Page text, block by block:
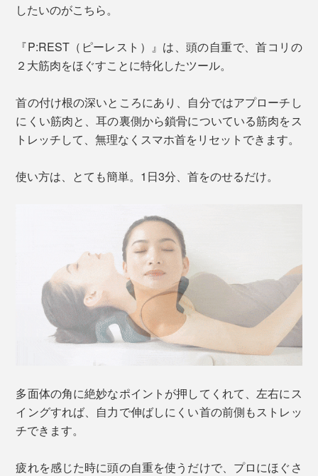
したいのがこちら。
『P:REST（ピーレスト）』は、頭の自重で、首コリの
２大筋肉をほぐすことに特化したツール。
首の付け根の深いところにあり、自分ではアプローチし
にくい筋肉と、耳の裏側から鎖骨についている筋肉をス
トレッチして、無理なくスマホ首をリセットできます。
使い方は、とても簡単。1日3分、首をのせるだけ。
多面体の角に絶妙なポイントが押してくれて、左右にス
イングすれば、自力で伸ばしにくい首の前側もストレッ
チできます。
疲れを感じた時に頭の自重を使うだけで、プロにほぐさ